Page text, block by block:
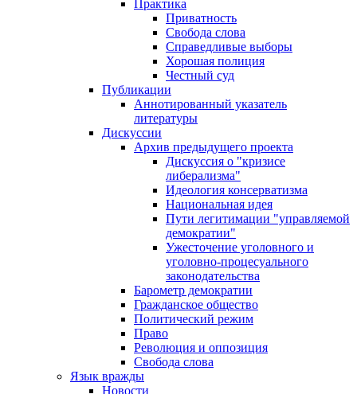
Практика
Приватность
Свобода слова
Справедливые выборы
Хорошая полиция
Честный суд
Публикации
Аннотированный указатель
литературы
Дискуссии
Архив предыдущего проекта
Дискуссия о "кризисе
либерализма"
Идеология консерватизма
Национальная идея
Пути легитимации "управляемой
демократии"
Ужесточение уголовного и
уголовно-процесуального
законодательства
Барометр демократии
Гражданское общество
Политический режим
Право
Революция и оппозиция
Свобода слова
Язык вражды
Новости